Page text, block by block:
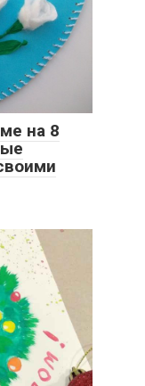
на 8